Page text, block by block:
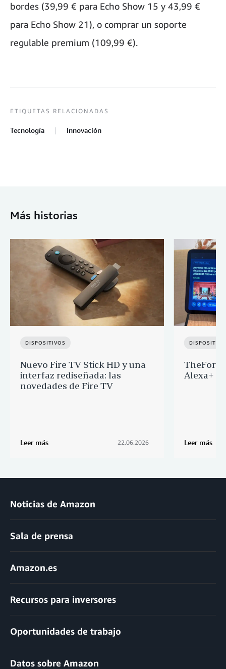
bordes (39,99 € para Echo Show 15 y 43,99 €
para Echo Show 21), o comprar un soporte
regulable premium (109,99 €).
ETIQUETAS RELACIONADAS
Tecnología Innovación
Más historias
DISPOSITIVOS
Nuevo Fire TV Stick HD y una
interfaz rediseñada: las
novedades de Fire TV
Leer más 22.06.2026
TheFork
Alexa+
Leer más
Noticias de Amazon
Sala de prensa
Amazon.es
Recursos para inversores
Oportunidades de trabajo
Datos sobre Amazon